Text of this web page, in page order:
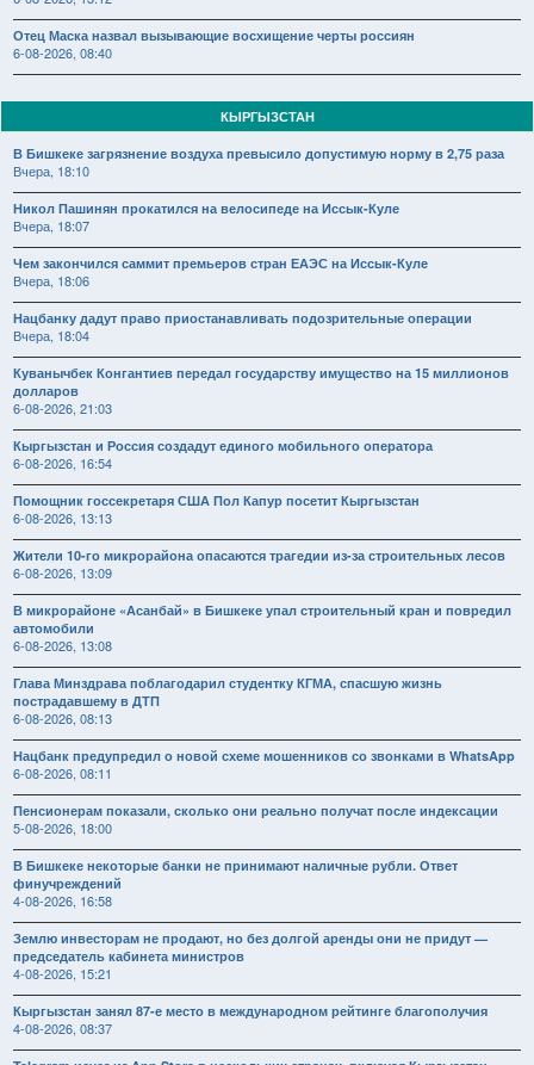
Отец Маска назвал вызывающие восхищение черты россиян
6-08-2026, 08:40
КЫРГЫЗСТАН
В Бишкеке загрязнение воздуха превысило допустимую норму в 2,75 раза
Вчера, 18:10
Никол Пашинян прокатился на велосипеде на Иссык-Куле
Вчера, 18:07
Чем закончился саммит премьеров стран ЕАЭС на Иссык-Куле
Вчера, 18:06
Нацбанку дадут право приостанавливать подозрительные операции
Вчера, 18:04
Куванычбек Конгантиев передал государству имущество на 15 миллионов
долларов
6-08-2026, 21:03
Кыргызстан и Россия создадут единого мобильного оператора
6-08-2026, 16:54
Помощник госсекретаря США Пол Капур посетит Кыргызстан
6-08-2026, 13:13
Жители 10-го микрорайона опасаются трагедии из-за строительных лесов
6-08-2026, 13:09
В микрорайоне «Асанбай» в Бишкеке упал строительный кран и повредил
автомобили
6-08-2026, 13:08
Глава Минздрава поблагодарил студентку КГМА, спасшую жизнь
пострадавшему в ДТП
6-08-2026, 08:13
Нацбанк предупредил о новой схеме мошенников со звонками в WhatsApp
6-08-2026, 08:11
Пенсионерам показали, сколько они реально получат после индексации
5-08-2026, 18:00
В Бишкеке некоторые банки не принимают наличные рубли. Ответ
финучреждений
4-08-2026, 16:58
Землю инвесторам не продают, но без долгой аренды они не придут —
председатель кабинета министров
4-08-2026, 15:21
Кыргызстан занял 87-е место в международном рейтинге благополучия
4-08-2026, 08:37